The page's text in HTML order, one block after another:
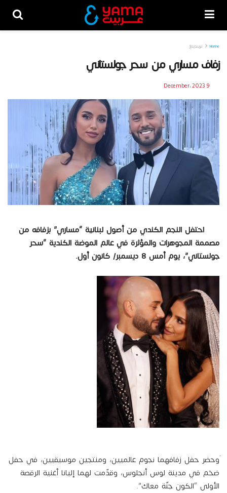
Home تريندينغ
زفاف مساري من سحر جولستاني
9 December، 2023
احتفل النجم الكندي من أصول لبنانية “مساري” بزفافه من
مصممة المجوهرات والمؤثرة في عالم الموضة الكندية “سحر
جولستاني”، يوم أمس 8 ديسمبر/ كانون أول.
َوحضر حفل زفافهما نجوم عالميين، ومنتجين موسيقيين، في حفل
ضخم في مدينة لوس أنجلوس، وقدّمت لهما إليانا أغنية الرقصة
الأولى “الكون جنّة معاك”.